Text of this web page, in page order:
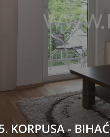
KORPUSA - BIHAĆ